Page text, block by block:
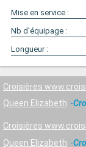
Mise en service :
Nb d'équipage :
Longueur :
Croisières
Queen Elizabeth
Croisières
Queen Elizabeth